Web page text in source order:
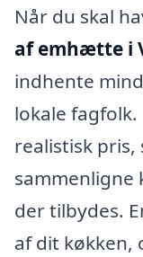
Når du skal
af emhætte i
indhente
lokale
realistisk pris,
sammenligne
der tilbydes.
af dit køkken,